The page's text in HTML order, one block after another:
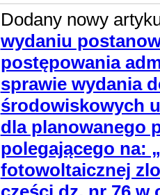
Dodany nowy
wydaniu
postępowania
sprawie wydania
środowiskowych
dla planowanego
polegającego na:
fotowoltaicznej